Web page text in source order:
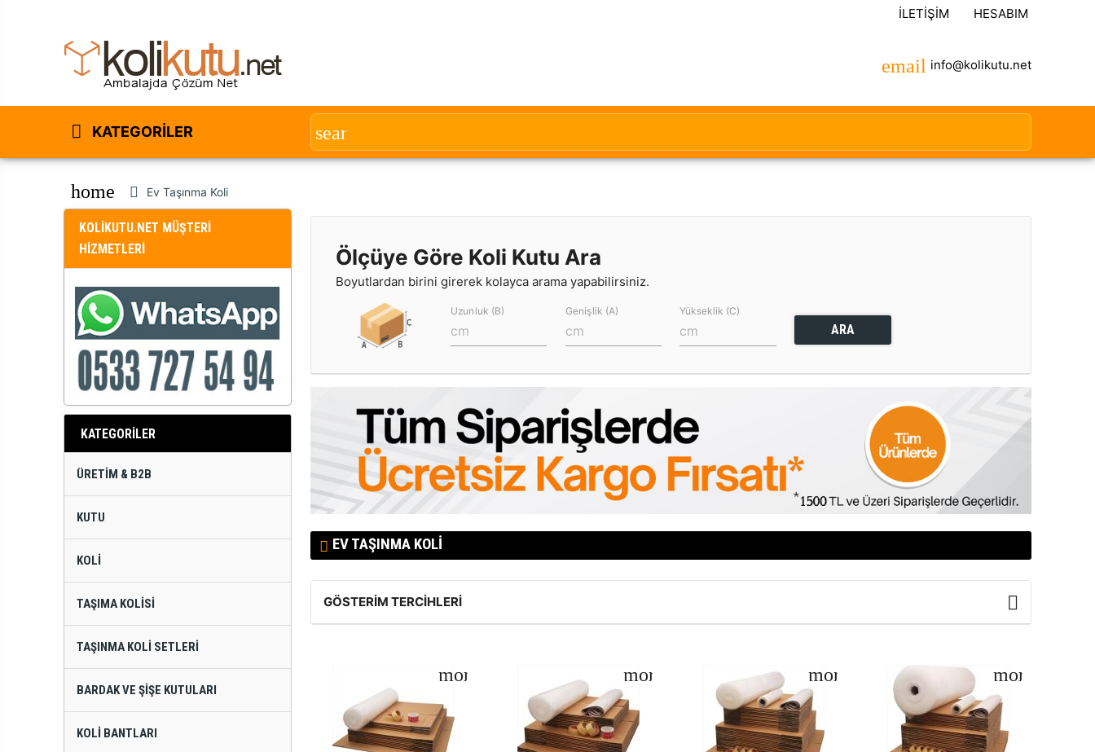
İLETIŞIM HESABIM
info@kolikutu.net
KATEGORILER
home Ev Taşınma Koli
KOLİKUTU.NET MÜŞTERİ
HİZMETLERİ
KATEGORİLER
ÜRETIM & B2B
KUTU
KOLI
TAŞIMA KOLISI
TAŞINMA KOLI SETLERI
BARDAK VE ŞIŞE KUTULARI
KOLI BANTLARI
Ölçüye Göre Koli Kutu Ara
Boyutlardan birini girerek kolayca arama yapabilirsiniz.
Uzunluk (B) Genişlik (A) Yükseklik (C)
ARA
EV TAŞINMA KOLI
GÖSTERIM TERCIHLERI